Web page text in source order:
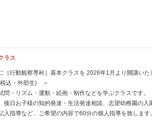
ラス
行動観察専科］基本クラスを 2026年1月より開講いた
(税込・外部生) ＞
・リズム・運動・絵画・制作などを学ぶクラスです。
日お子様の知的発達・生活発達相談、志望幼稚園の
指導など、ご希望の内容で60分の個人指導を致します。